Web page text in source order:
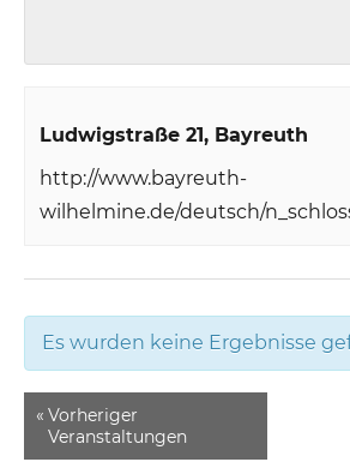
Ludwigstraße 21 Bayreuth
http://www.bayreuth-
wilhelmine.de/deutsch/
Es wurden keine Ergebnisse
« Vorheriger
Veranstaltungen